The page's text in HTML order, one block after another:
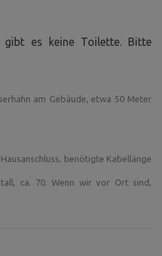
gibt es keine Toilette. Bitte
am Gebäude, etwa 50 Meter
benötigte Kabellänge
ca. 70. Wenn wir vor Ort sind,